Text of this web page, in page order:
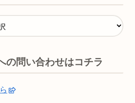
の問い合わせはコチラ